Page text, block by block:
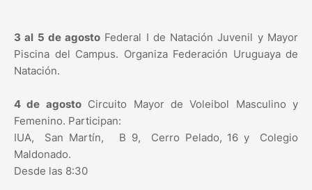
3 al 5 de agosto Federal I de Natación Juvenil y Mayor
Piscina del Campus. Organiza Federación Uruguaya de
Natación.
4 de agostoCircuito Mayor de Voleibol Masculino y
Femenino. Participan:
IUA, San Martín, B 9, Cerro Pelado, 16 y Colegio
Maldonado.
Desde las 8:30